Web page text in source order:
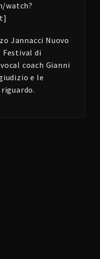
watch?
Jannacci Nuovo
Festival di
coach Gianni
e le